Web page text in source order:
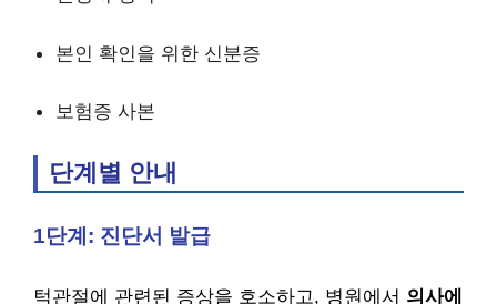
본인 확인을 위한 신분증
보험증 사본
단계별 안내
1단계: 진단서 발급
턱관절에 관련된 증상을 호소하고, 병원에서 의사에